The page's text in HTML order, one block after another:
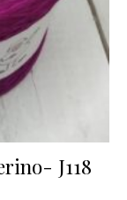
J118
cen: 620Kč až 900Kč